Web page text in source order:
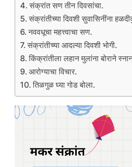
संक्रांत सण तीन दिवसांचा.
संक्रांतीच्या दिवशी सुवासिनींना
नववधूचा महत्त्वाचा सण.
संक्रांतीच्या आदल्या दिवशी भोगी.
किंक्रांतीला लहान मुलांना बोराने
आरोग्याचा विचार.
तिळगुळ घ्या गोड बोला.